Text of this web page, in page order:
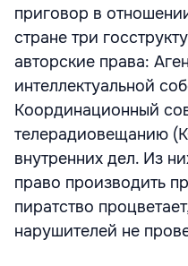
приговор в
стране три
авторские права:
интеллектуальной
Координационный
телерадиовещанию
внутренних дел. Из
право производить
пиратство
нарушителей не